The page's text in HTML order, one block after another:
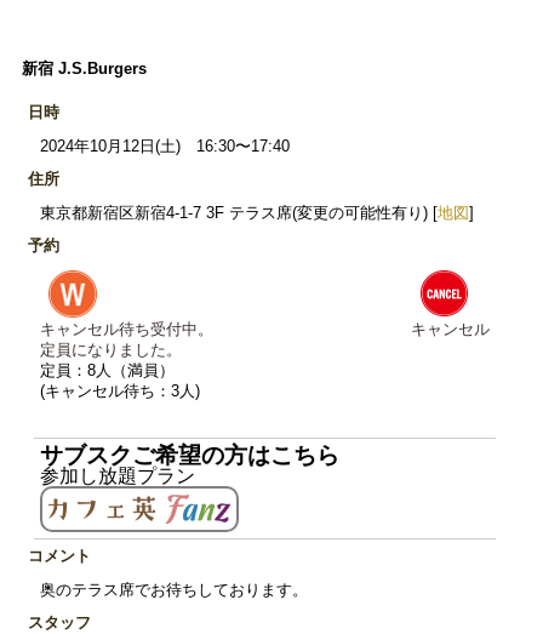
新宿 J.S.Burgers
日時
2024年10月12日(土) 16:30〜17:40
住所
東京都新宿区新宿4-1-7 3F テラス席(変更の可能性有り) [地図]
予約
キャンセル待ち受付中。
定員になりました。
定員：8人（満員）
(キャンセル待ち：3人)
キャンセル
サブスクご希望の方はこちら
参加し放題プラン
コメント
奥のテラス席でお待ちしております。
スタッフ